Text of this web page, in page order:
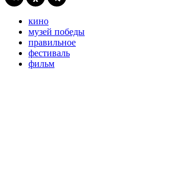
кино
музей победы
правильное
фестиваль
фильм